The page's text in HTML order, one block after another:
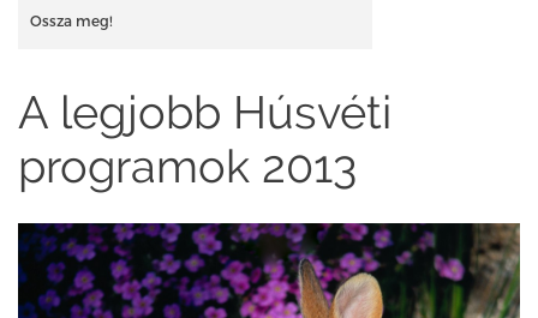
Ossza meg!
A legjobb Húsvéti
programok 2013